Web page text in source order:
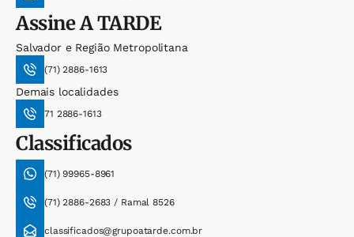
AssineA TARDE
Salvador e Região Metropolitana
(71) 2886-1613
Demais localidades
71 2886-1613
Classificados
(71) 99965-8961
(71) 2886-2683 / Ramal 8526
classificados@grupoatarde.com.br